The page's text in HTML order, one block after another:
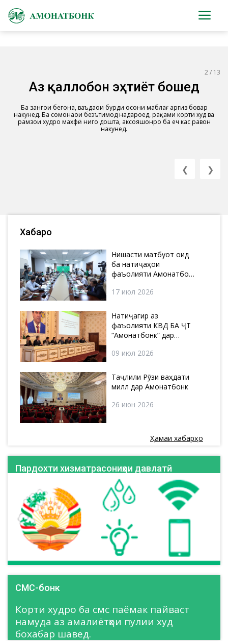
3 / 13
Вобаста ба хизматрасонии бонкӣ
суол доред ё инки машварат
гирифтан мехоҳед?
❮ ❯
Хабарҳо
Нишасти матбуотӣ оид
ба натиҷаҳои
фаъолияти Амонатбонк
соли 2026
17 июл 2026
Натиҷагирӣ аз
фаъолияти КВД БА ҶТ
“Амонатбонк” дар
нақшаҳо барои
2026
09 июл 2026
Таҷлили Рӯзи ваҳдати
миллӣ дар Амонатбонк
26 июн 2026
Ҳамаи хабарҳо
Пардохти хизматрасониҳои давлатӣ
СМС-бонк
Корти худро ба смс паёмак пайваст
намуда аз амалиётҳои пулии худ
бохабар шавед.